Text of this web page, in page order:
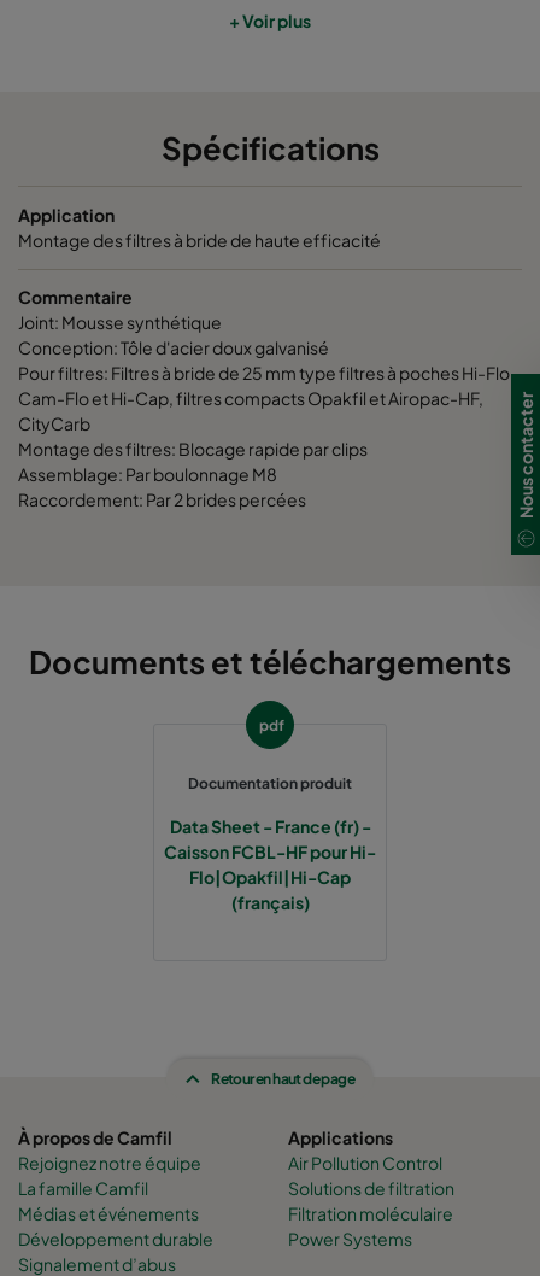
1360+ Voir plus
Spécifications
Application
Montage des filtres à bride de haute efficacité
Commentaire
Joint: Mousse synthétique
Conception: Tôle d'acier doux galvanisé
Pour filtres: Filtres à bride de 25 mm type filtres à poches Hi-Flo,
Cam-Flo et Hi-Cap, filtres compacts Opakfil et Airopac-HF,
CityCarb
Montage des filtres: Blocage rapide par clips
Assemblage: Par boulonnage M8
Raccordement: Par 2 brides percées
Documents et téléchargements
pdf
Documentation produit
Data Sheet - France (fr) -
Caisson FCBL-HF pour Hi-
Flo|Opakfil|Hi-Cap
(français)
Retour en haut de page
À propos de Camfil
Rejoignez notre équipe
La famille Camfil
Médias et événements
Développement durable
Signalement d’abus
Applications
Air Pollution Control
Solutions de filtration
Filtration moléculaire
Power Systems
Nous contacter